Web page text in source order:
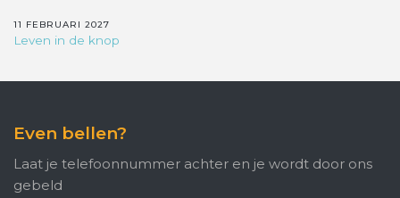
11 FEBRUARI 2027
Leven in de knop
Even bellen?
Laat je telefoonnummer achter en je wordt door ons
gebeld